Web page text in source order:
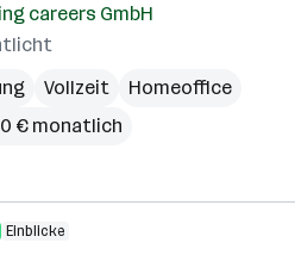
careers GmbH
Vollzeit
Homeoffice
€ monatlich
Einblicke